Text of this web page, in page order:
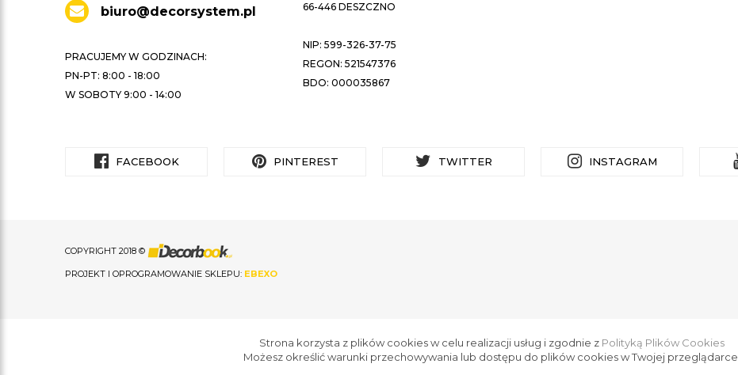
biuro@decorsystem.pl
PRACUJEMY W GODZINACH:
PN-PT: 8:00 - 18:00
W SOBOTY 9:00 - 14:00
66-446 DESZCZNO
NIP: 599-326-37-75
REGON: 521547376
BDO: 000035867
FACEBOOK PINTEREST TWITTER INSTAGRAM
COPYRIGHT 2018 ©
PROJEKT I OPROGRAMOWANIE SKLEPU: EBEXO
Strona korzysta z plików cookies w celu realizacji usług i zgodnie z Polityką Plików Cookies
Możesz określić warunki przechowywania lub dostępu do plików cookies w Twojej przeglądarce.